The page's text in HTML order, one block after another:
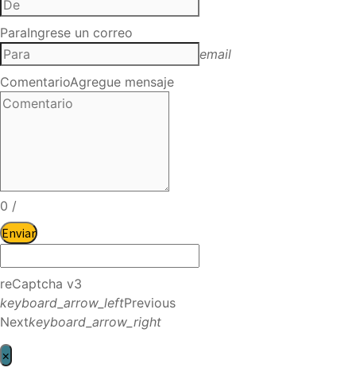
ParaIngrese un correo
email
ComentarioAgregue mensaje
0 /
Enviar
reCaptcha v3
keyboard_arrow_leftPrevious
Nextkeyboard_arrow_right
×